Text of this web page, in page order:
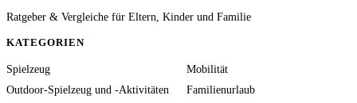
Ratgeber & Vergleiche für Eltern, Kinder und Familie
KATEGORIEN
Spielzeug
Mobilität
Outdoor-Spielzeug und -Aktivitäten
Familienurlaub